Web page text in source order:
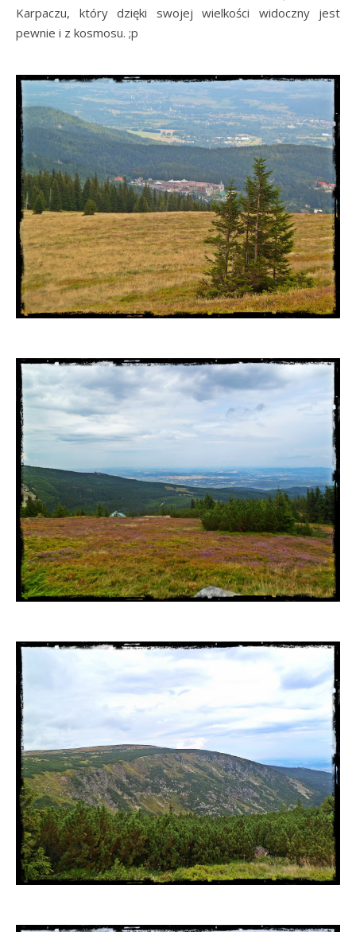
Karpaczu, który dzięki swojej wielkości widoczny jest
pewnie i z kosmosu. ;p